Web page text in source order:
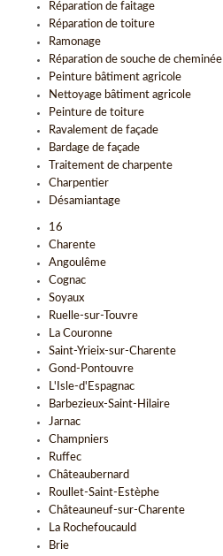
Réparation de faitage
Réparation de toiture
Ramonage
Réparation de souche de cheminée
Peinture bâtiment agricole
Nettoyage bâtiment agricole
Peinture de toiture
Ravalement de façade
Bardage de façade
Traitement de charpente
Charpentier
Désamiantage
16
Charente
Angoulême
Cognac
Soyaux
Ruelle-sur-Touvre
La Couronne
Saint-Yrieix-sur-Charente
Gond-Pontouvre
L'Isle-d'Espagnac
Barbezieux-Saint-Hilaire
Jarnac
Champniers
Ruffec
Châteaubernard
Roullet-Saint-Estèphe
Châteauneuf-sur-Charente
La Rochefoucauld
Brie